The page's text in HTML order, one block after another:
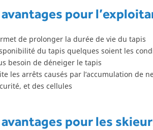
pour
de prolonger la durée de vie du tapis
du tapis quelques soient les
besoin de déneiger le tapis
les arrêts causés par l’accumulation de
et des cellules
pour les